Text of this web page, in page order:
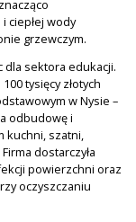
ciepłej wody
grzewczym.
dla sektora edukacji.
tysięcy złotych
w Nysie –
odbudowę i
kuchni, szatni,
dostarczyła
powierzchni oraz
oczyszczaniu